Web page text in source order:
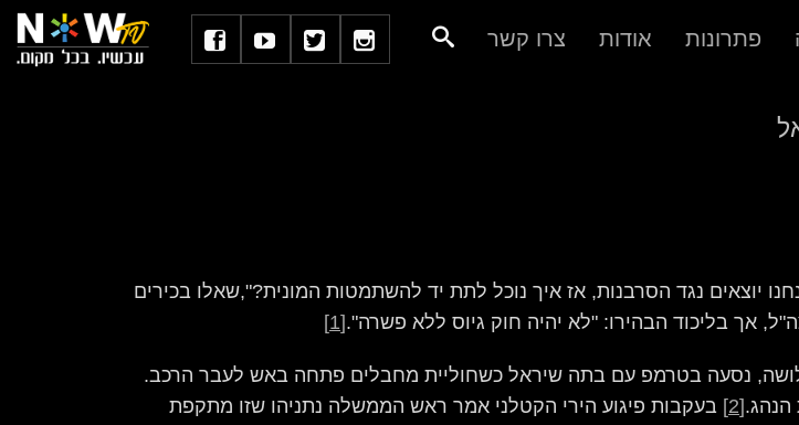
פתרונות אודות צרו קשר
יוצאים נגד הסרבנות, אז איך נוכל לתת יד להשתמטות המונית?",שאלו בכירים
אך בליכוד הבהירו: "לא יהיה חוק גיוס ללא פשרה".[1]
נסעה בטרמפ עם בתה שיראל כשחוליית מחבלים פתחה באש לעבר הרכב.
הנהג.[2]
בעקבות פיגוע הירי הקטלני אמר ראש הממשלה נתניהו שזו מתקפת